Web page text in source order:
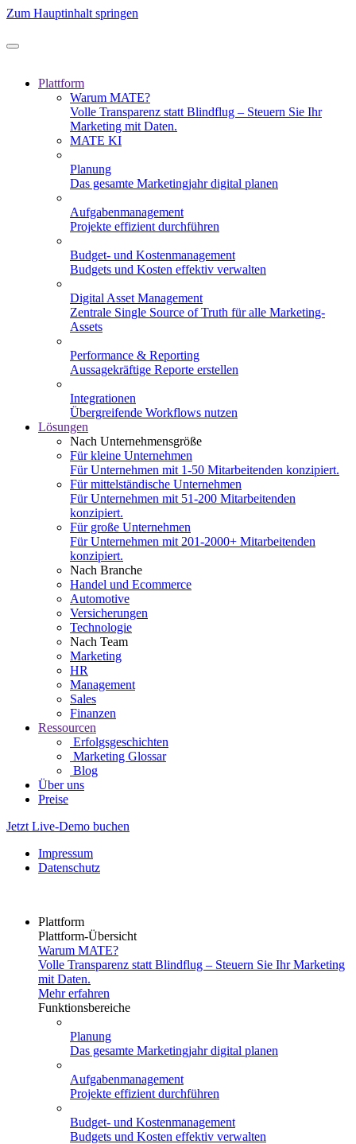
Zum Hauptinhalt springen
Plattform
Warum MATE?
Volle Transparenz statt Blindflug – Steuern Sie Ihr
Marketing mit Daten.
MATE KI
Planung
Das gesamte Marketingjahr digital planen
Aufgabenmanagement
Projekte effizient durchführen
Budget- und Kostenmanagement
Budgets und Kosten effektiv verwalten
Digital Asset Management
Zentrale Single Source of Truth für alle Marketing-
Assets
Performance & Reporting
Aussagekräftige Reporte erstellen
Integrationen
Übergreifende Workflows nutzen
Lösungen
Nach Unternehmensgröße
Für kleine Unternehmen
Für Unternehmen mit 1-50 Mitarbeitenden konzipiert.
Für mittelständische Unternehmen
Für Unternehmen mit 51-200 Mitarbeitenden
konzipiert.
Für große Unternehmen
Für Unternehmen mit 201-2000+ Mitarbeitenden
konzipiert.
Nach Branche
Handel und Ecommerce
Automotive
Versicherungen
Technologie
Nach Team
Marketing
HR
Management
Sales
Finanzen
Ressourcen
Erfolgsgeschichten
Marketing Glossar
Blog
Über uns
Preise
Jetzt Live-Demo buchen
Impressum
Datenschutz
Plattform
Plattform-Übersicht
Warum MATE?
Volle Transparenz statt Blindflug – Steuern Sie Ihr Marketing
mit Daten.
Mehr erfahren
Funktionsbereiche
Planung
Das gesamte Marketingjahr digital planen
Aufgabenmanagement
Projekte effizient durchführen
Budget- und Kostenmanagement
Budgets und Kosten effektiv verwalten